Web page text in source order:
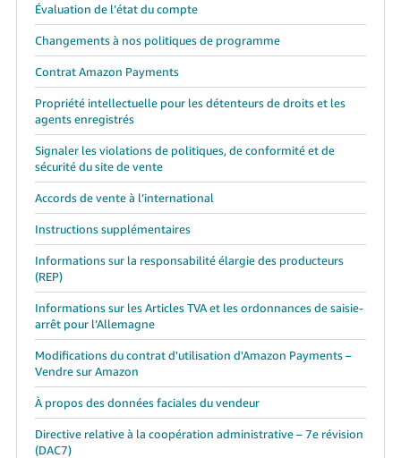
Évaluation de l’état du compte
Changements à nos politiques de programme
Contrat Amazon Payments
Propriété intellectuelle pour les détenteurs de droits et les
agents enregistrés
Signaler les violations de politiques, de conformité et de
sécurité du site de vente
Accords de vente à l’international
Instructions supplémentaires
Informations sur la responsabilité élargie des producteurs
(REP)
Informations sur les Articles TVA et les ordonnances de saisie-
arrêt pour l’Allemagne
Modifications du contrat d'utilisation d'Amazon Payments –
Vendre sur Amazon
À propos des données faciales du vendeur
Directive relative à la coopération administrative – 7e révision
(DAC7)